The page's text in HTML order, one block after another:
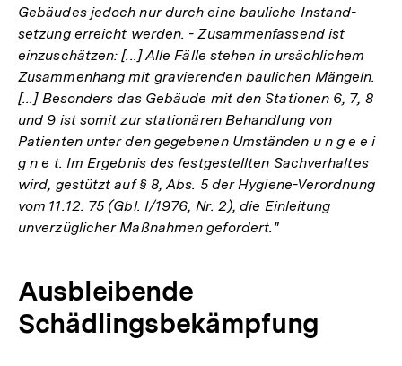
Gebäudes jedoch nur durch eine bauliche Instand-
setzung erreicht werden. - Zusammenfassend ist
einzuschätzen: [...] Alle Fälle stehen in ursächlichem
Zusammenhang mit gravierenden baulichen Mängeln.
[...] Besonders das Gebäude mit den Stationen 6, 7, 8
und 9 ist somit zur stationären Behandlung von
Patienten unter den gegebenen Umständen u n g e e i
g n e t. Im Ergebnis des festgestellten Sachverhaltes
wird, gestützt auf § 8, Abs. 5 der Hygiene-Verordnung
vom 11.12. 75 (Gbl. I/1976, Nr. 2), die Einleitung
unverzüglicher Maßnahmen gefordert."
Ausbleibende
Schädlingsbekämpfung